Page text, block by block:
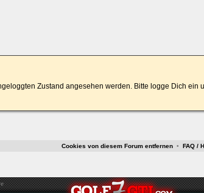
Zustand angesehen werden. Bitte logge Dich ein
Cookies von diesem Forum entfernen • FAQ /